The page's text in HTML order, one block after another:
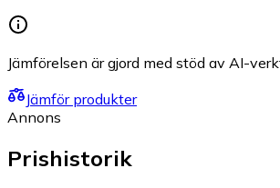
Jämförelsen är gjord med stöd av AI-
Jämför produkter
Annons
Prishistorik